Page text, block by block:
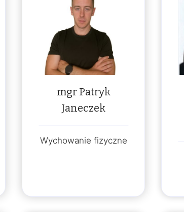
mgr Patryk
Janeczek
Wychowanie fizyczne